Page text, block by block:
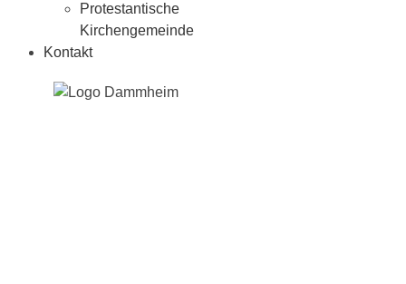
Protestantische
Kirchengemeinde
Kontakt